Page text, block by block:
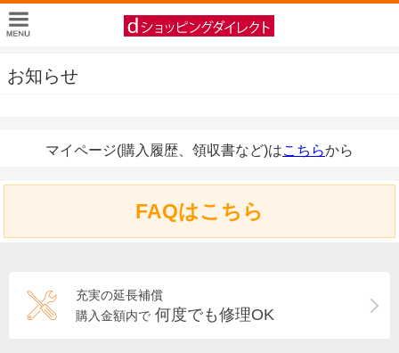
お知らせ
マイページ(購入履歴、領収書など)はこちらから
FAQはこちら
充実の延長補償
購入金額内で 何度でも修理OK